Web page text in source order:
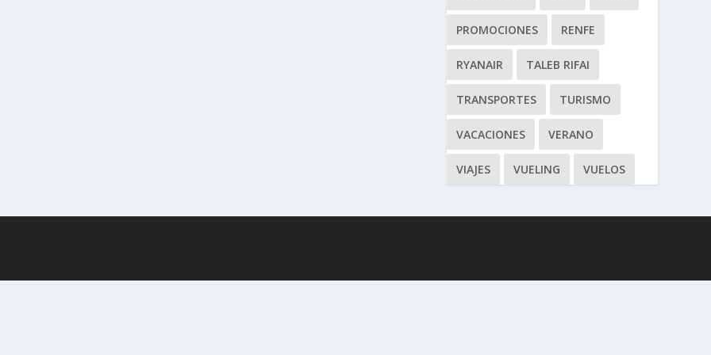
PROMOCIONES RENFE
RYANAIR TALEB RIFAI
TRANSPORTES TURISMO
VACACIONES VERANO
VIAJES VUELING VUELOS